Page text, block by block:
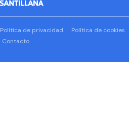
Política de privacidad
Política de cookies
Contacto